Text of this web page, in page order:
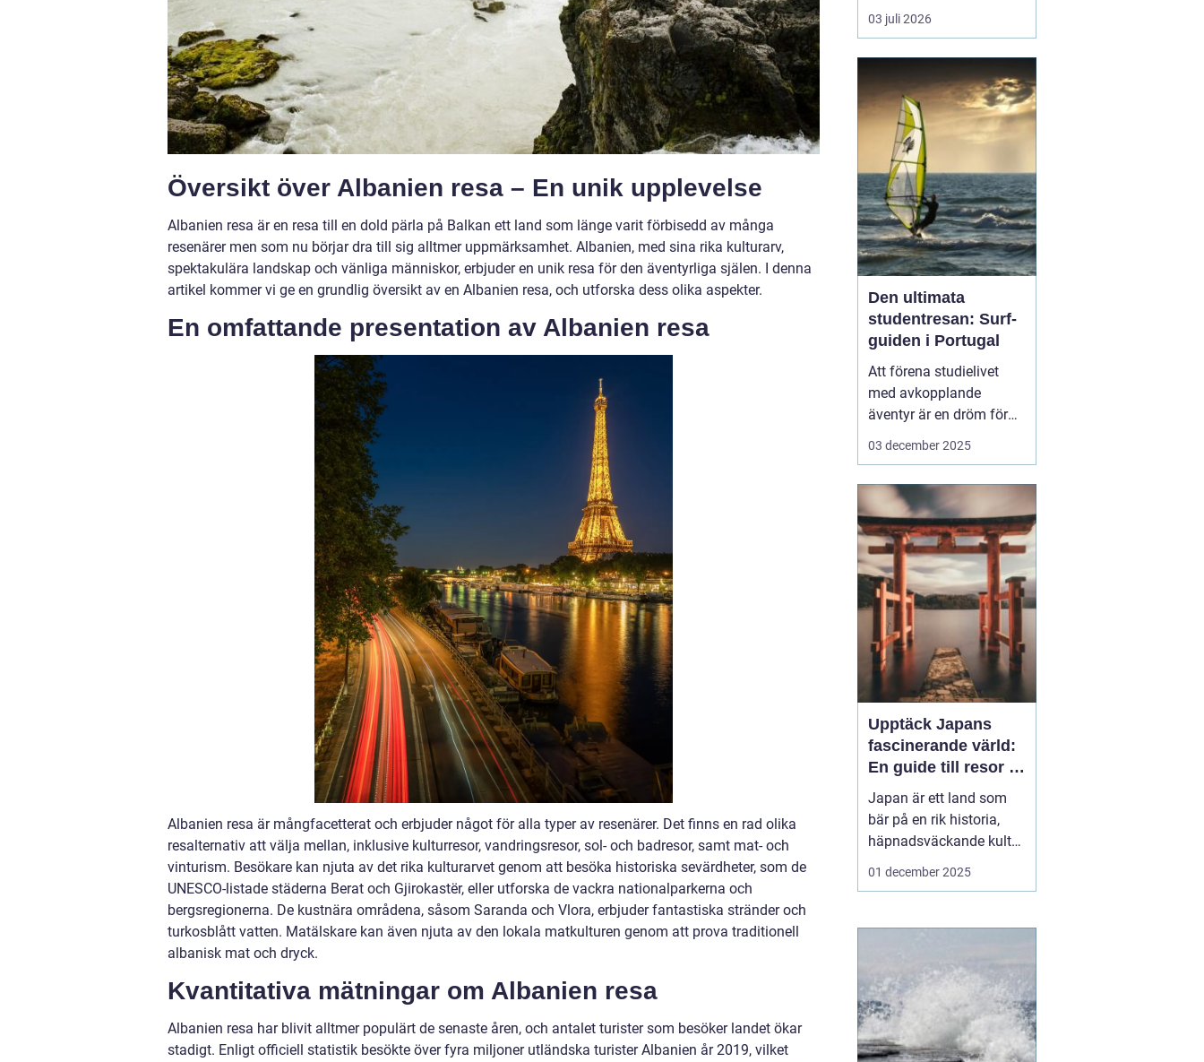
Översikt över Albanien resa – En unik upplevelse
Albanien resa är en resa till en dold pärla på Balkan ett land som länge varit förbisedd av många
resenärer men som nu börjar dra till sig alltmer uppmärksamhet. Albanien, med sina rika kulturarv,
spektakulära landskap och vänliga människor, erbjuder en unik resa för den äventyrliga själen. I denna
artikel kommer vi ge en grundlig översikt av en Albanien resa, och utforska dess olika aspekter.
En omfattande presentation av Albanien resa
Albanien resa är mångfacetterat och erbjuder något för alla typer av resenärer. Det finns en rad olika
resalternativ att välja mellan, inklusive kulturresor, vandringsresor, sol- och badresor, samt mat- och
vinturism. Besökare kan njuta av det rika kulturarvet genom att besöka historiska sevärdheter, som de
UNESCO-listade städerna Berat och Gjirokastër, eller utforska de vackra nationalparkerna och
bergsregionerna. De kustnära områdena, såsom Saranda och Vlora, erbjuder fantastiska stränder och
turkosblått vatten. Matälskare kan även njuta av den lokala matkulturen genom att prova traditionell
albanisk mat och dryck.
Kvantitativa mätningar om Albanien resa
Albanien resa har blivit alltmer populärt de senaste åren, och antalet turister som besöker landet ökar
stadigt. Enligt officiell statistik besökte över fyra miljoner utländska turister Albanien år 2019, vilket
över Siljan, de faluröda
gårdarna och den tydliga
gör varje måltid till en
helhetsupplevelse.
Samtidigt har byn
utvecklats till ett litet
kulinariskt na...
03 juli 2026
Den ultimata
studentresan: Surf-
guiden i Portugal
Att förena studielivet
med avkopplande
äventyr är en dröm för
många studenter. Att ta
surf, sol och nya möten
kan vara just den
upplevelse som fyller
p&ar...
03 december 2025
Upptäck Japans
fascinerande värld:
En guide till resor i
japan
Japan är ett land som
bär på en rik historia,
häpnadsväckande kultur
och en unik blandning
lockar ständigt resenärer
önskar uppleva allt fr&...
01 december 2025